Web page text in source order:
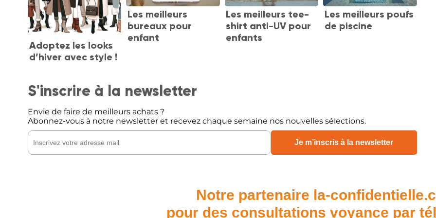
Adoptez les looks
d’hiver avec style !
Les meilleurs
bureaux pour
enfant
Les meilleurs tee-
shirt anti-UV pour
enfants
Les meilleurs poufs
de piscine
S'inscrire à la newsletter
Envie de faire de meilleurs achats ?
Abonnez-vous à notre newsletter et recevez chaque semaine nos nouvelles sélections.
Notre partenaire la-
pour des consultations voyance par